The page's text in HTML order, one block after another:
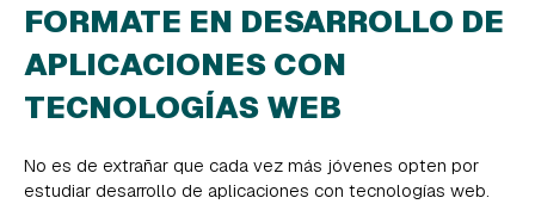
FORMATE EN DESARROLLO DE
APLICACIONES CON
TECNOLOGÍAS WEB
No es de extrañar que cada vez más jóvenes opten por
estudiar desarrollo de aplicaciones con tecnologías web.